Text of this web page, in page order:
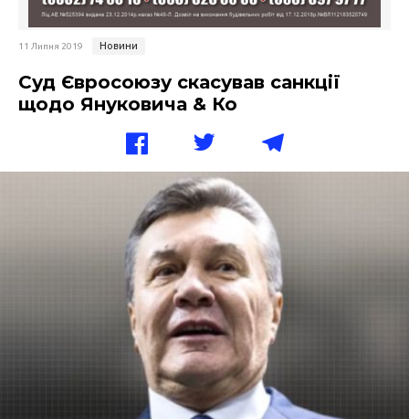
11 Липня 2019 Новини
Суд Євросоюзу скасував санкції
щодо Януковича & Ко